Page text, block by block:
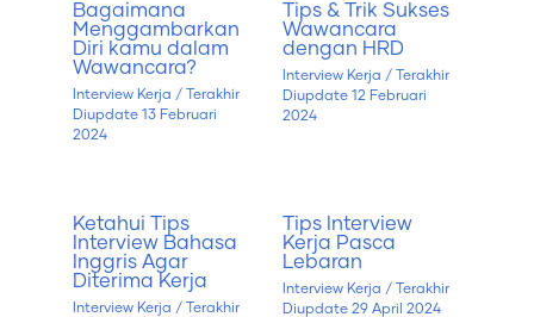
Bagaimana
Menggambarkan
Diri kamu dalam
Wawancara?
Interview Kerja / Terakhir
Diupdate 13 Februari
2024
Tips & Trik Sukses
Wawancara
dengan HRD
Interview Kerja / Terakhir
Diupdate12 Februari
2024
Ketahui Tips
Interview Bahasa
Inggris Agar
Diterima Kerja
Interview Kerja / Terakhir
Tips Interview
Kerja Pasca
Lebaran
Interview Kerja / Terakhir
Diupdate29 April 2024